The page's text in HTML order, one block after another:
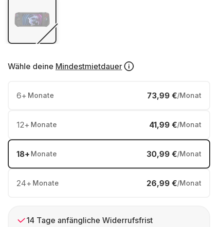
Wähle deine Mindestmietdauer
6+ Monate 73,99 €/Monat
12+ Monate 41,99 €/Monat
18+ Monate 30,99 €/Monat
24+ Monate 26,99 €/Monat
14 Tage anfängliche Widerrufsfrist